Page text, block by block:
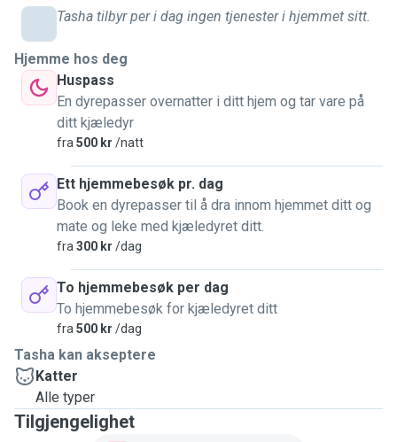
Derfor tenkte jeg – kanskje du trenger noen trygge hender
til å passe katten din mens du er bortreist?
Jeg tilbyr meg gjerne å:
🐾 Ta katten din hjem til meg (rolig og trygt miljø, ingen barn
eller andre dyr)
🐾 Komme hjem til deg og ta vare på katten der den føler
🐾 Gi medisiner eller følge spesialrutiner, jeg har erfaring
med katter som trenger ekstra omsorg
Jeg er trygg, rolig og respektfull, og forstår katter godt,
både når de vil ha kos, og når de vil ha fred.
Hvis du trenger noen til å se til din pelskledde venn når du
er bortreist, så ta gjerne kontakt. Jeg lover å gi katten din
den kjærligheten og omsorgen jeg selv savner å kunne gi
hver dag.
Ser frem til å høre fra deg og møte din firbeinte venn 🐱
Tasha tilbyr per i dag ingen tjenester i hjemmet sitt.
Hjemme hos deg
Huspass
En dyrepasser overnatter i ditt hjem og tar vare på
ditt kjæledyr
fra 500 kr /natt
Ett hjemmebesøk pr. dag
Book en dyrepasser til å dra innom hjemmet ditt og
mate og leke med kjæledyret ditt.
fra 300 kr /dag
To hjemmebesøk per dag
To hjemmebesøk for kjæledyret ditt
fra 500 kr /dag
Tasha kan akseptere
Katter
Alle typer
Tilgjengelighet